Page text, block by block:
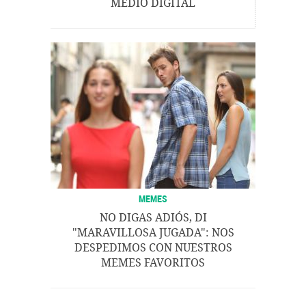
MEDIO DIGITAL
MEMES
NO DIGAS ADIÓS, DI
"MARAVILLOSA JUGADA": NOS
DESPEDIMOS CON NUESTROS
MEMES FAVORITOS